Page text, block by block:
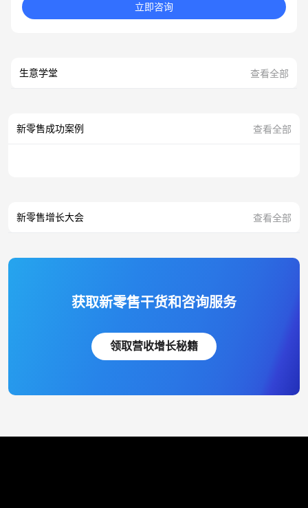
立即咨询
生意学堂 查看全部
新零售成功案例 查看全部
新零售增长大会 查看全部
获取新零售干货和咨询服务
领取营收增长秘籍